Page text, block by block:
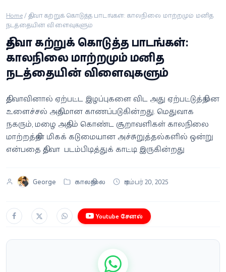
வெப்ஸ்டோரி
தமிழ்
Home/தித்வா கற்றுக் கொடுத்த பாடங்கள்: காலநிலை மாற்றமும் மனித
நடத்தையின் விளைவுகளும்
தித்வா கற்றுக் கொடுத்த பாடங்கள்:
காலநிலை மாற்றமும் மனித
நடத்தையின் விளைவுகளும்
தித்வாவினால் ஏற்பட்ட இழப்புகளை விட அது ஏற்பட்டுத்தி மன
உளைச்சல் அதிகமான காணப்படுகின்றது. மெதுவாக
நகரும், மழை அதிகம் கொண்ட சூறாவளிகள் காலநிலை
மாற்றத்தின் மிகக் கடுமையான அச்சுறுத்தல்களில் ஒன்று
என்பதை தித்வா படம்பிடித்துக் காட்டி இருகின்றது
George காலநிலை டிசம்பர் 20, 2025
Youtube சேனல்